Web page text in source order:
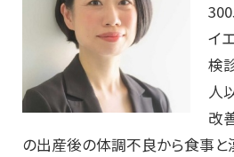
イ
検
人
改
の出産後の体調不良から食事